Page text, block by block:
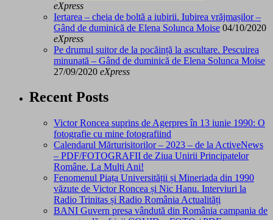
eXpress
Iertarea – cheia de boltă a iubirii. Iubirea vrăjmașilor –
Gând de duminică de Elena Solunca Moise 04/10/2020
eXpress
Pe drumul suitor de la pocăință la ascultare. Pescuirea
minunată – Gând de duminică de Elena Solunca Moise
27/09/2020 eXpress
Recent Posts
Victor Roncea suprins de Agerpres în 13 iunie 1990: O
fotografie cu mine fotografiind
Calendarul Mărturisitorilor – 2023 – de la ActiveNews
– PDF/FOTOGRAFII de Ziua Unirii Principatelor
Române. La Mulți Ani!
Fenomenul Piața Universității și Mineriada din 1990
văzute de Victor Roncea și Nic Hanu. Interviuri la
Radio Trinitas și Radio România Actualități
BANI Guvern presa vândută din România campania de